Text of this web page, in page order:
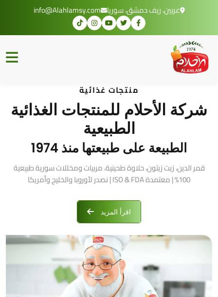
عربين، ريف دمشق، سوريا info@Alahlamsy.com
منتجات غذائية
شركة الأحلام للمنتجات الغذائية
الطبيعية
الطبيعة على طبيعتها منذ 1974
قمر الدين، زيت زيتون، حلاوة طحينية، مربيات ومخللات سورية طبيعية
100% | معتمدة ISO & FDA | نصدر لأوروبا والخليج وأمريكا
اقرأ المزيد